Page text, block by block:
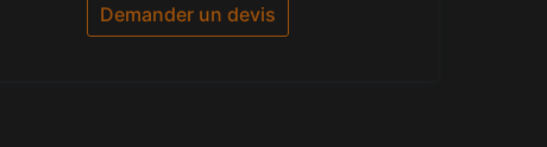
Demander un devis